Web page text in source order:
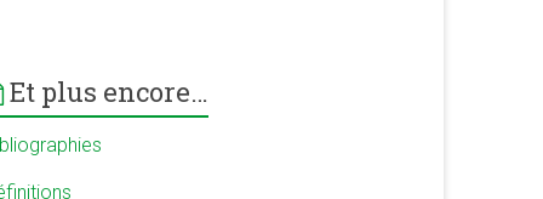
Et plus encore…